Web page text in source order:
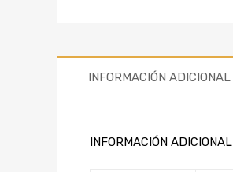
INFORMACIÓN ADICIONAL
INFORMACIÓN ADICIONAL